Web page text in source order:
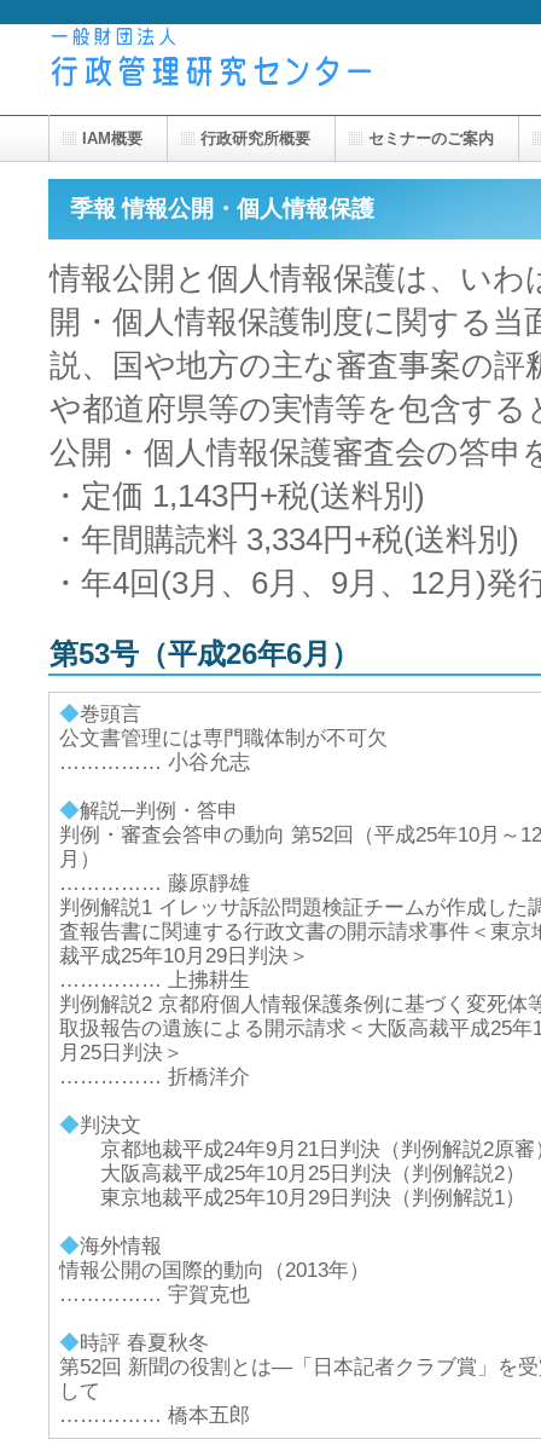
季報 情報公開・個人情報保護
情報公開と個人情報保護は、いわ
開・個人情報保護制度に関する当
説、国や地方の主な審査事案の評
や都道府県等の実情等を包含する
公開・個人情報保護審査会の答申
・定価 1,143円+税(送料別)
・年間購読料 3,334円+税(送料別)
・年4回(3月、6月、9月、12月)発
第53号（平成26年6月）
◆巻頭言
公文書管理には専門職体制が不可欠
…………… 小谷允志
◆解説─判例・答申
判例・審査会答申の動向 第52回（平成25年10月～12
月）
…………… 藤原靜雄
判例解説1 イレッサ訴訟問題検証チームが作成した
査報告書に関連する行政文書の開示請求事件＜東京
裁平成25年10月29日判決＞
…………… 上拂耕生
判例解説2 京都府個人情報保護条例に基づく変死体
取扱報告の遺族による開示請求＜大阪高裁平成25年
月25日判決＞
…………… 折橋洋介
◆判決文
京都地裁平成24年9月21日判決（判例解説2原審
大阪高裁平成25年10月25日判決（判例解説2）
東京地裁平成25年10月29日判決（判例解説1）
◆海外情報
情報公開の国際的動向（2013年）
…………… 宇賀克也
◆時評 春夏秋冬
第52回 新聞の役割とは―「日本記者クラブ賞」を
して
…………… 橋本五郎
IAM概要 行政研究所概要 セミナーのご案内